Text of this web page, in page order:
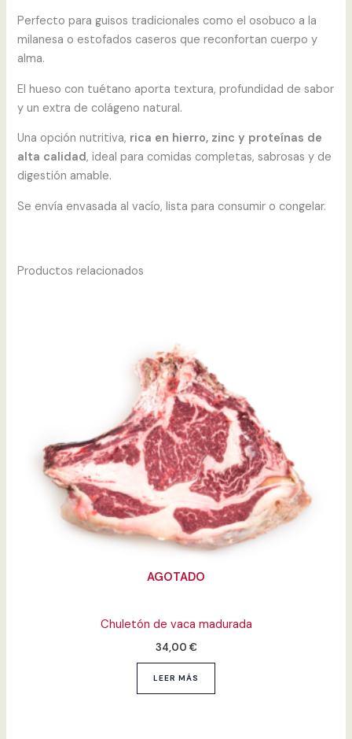
Perfecto para guisos tradicionales como el osobuco a la
milanesa o estofados caseros que reconfortan cuerpo y
alma.
El hueso con tuétano aporta textura, profundidad de sabor
y un extra de colágeno natural.
Una opción nutritiva, rica en hierro, zinc y proteínas de
alta calidad, ideal para comidas completas, sabrosas y de
digestión amable.
Se envía envasada al vacío, lista para consumir o congelar.
Productos relacionados
AGOTADO
Chuletón de vaca madurada
34,00 €
LEER MÁS